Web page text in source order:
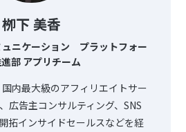
栁下 美香
ュニケーション プラットフォー
部 アプリチーム
内最大級のアフィリエイトサー
広告主コンサルティング、SNS
拓インサイドセールスなどを経